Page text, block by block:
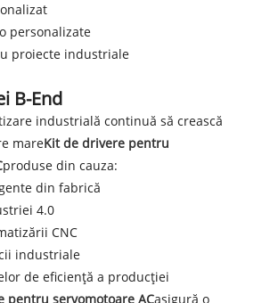
personalizate
proiecte industriale
B-End
industrială continuă să crească
mareKit de drivere pentru
produse din cauza:
din fabrică
4.0
CNC
industriale
de eficiență a producției
pentru servomotoare ACasigură o